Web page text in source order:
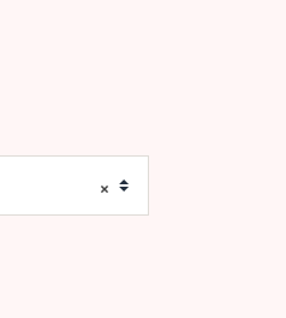
×